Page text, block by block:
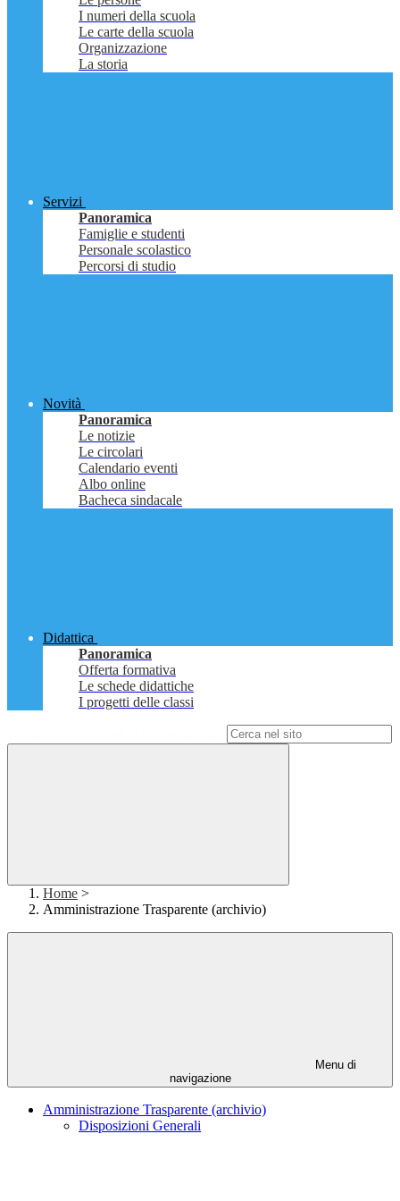
I numeri della scuola
Le carte della scuola
Organizzazione
La storia
Servizi
Panoramica
Famiglie e studenti
Personale scolastico
Percorsi di studio
Novità
Panoramica
Le notizie
Le circolari
Calendario eventi
Albo online
Bacheca sindacale
Didattica
Panoramica
Offerta formativa
Le schede didattiche
I progetti delle classi
Home >
Amministrazione Trasparente (archivio)
Menu di
navigazione
Amministrazione Trasparente (archivio)
Disposizioni Generali